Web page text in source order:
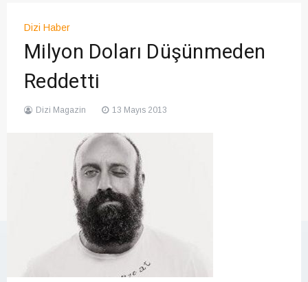
Dizi Haber
Milyon Doları Düşünmeden
Reddetti
Dizi Magazin 13 Mayıs 2013